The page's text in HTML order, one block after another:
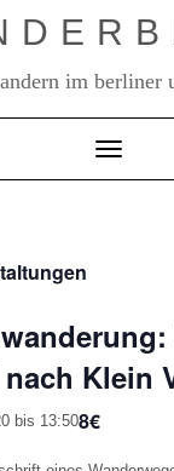
im berliner
Toggle
Klein
bis 13:508€